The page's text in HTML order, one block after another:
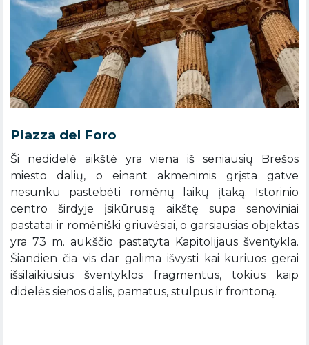
Piazza del Foro
Ši nedidelė aikštė yra viena iš seniausių Brešos
miesto dalių, o einant akmenimis grįsta gatve
nesunku pastebėti romėnų laikų įtaką. Istorinio
centro širdyje įsikūrusią aikštę supa senoviniai
pastatai ir romėniški griuvėsiai, o garsiausias objektas
yra 73 m. aukščio pastatyta Kapitolijaus šventykla.
Šiandien čia vis dar galima išvysti kai kuriuos gerai
išsilaikiusius šventyklos fragmentus, tokius kaip
didelės sienos dalis, pamatus, stulpus ir frontoną.